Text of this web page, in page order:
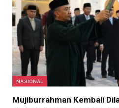
NASIONAL
Mujiburrahman Kembali